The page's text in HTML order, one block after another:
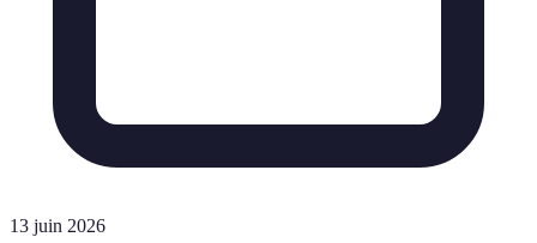
13 juin 2026